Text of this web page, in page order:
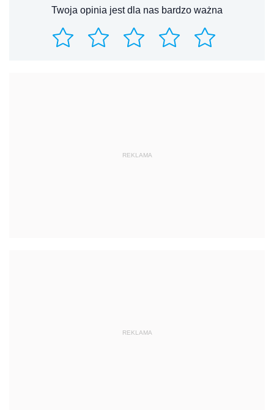
Twoja opinia jest dla nas bardzo ważna
REKLAMA
REKLAMA